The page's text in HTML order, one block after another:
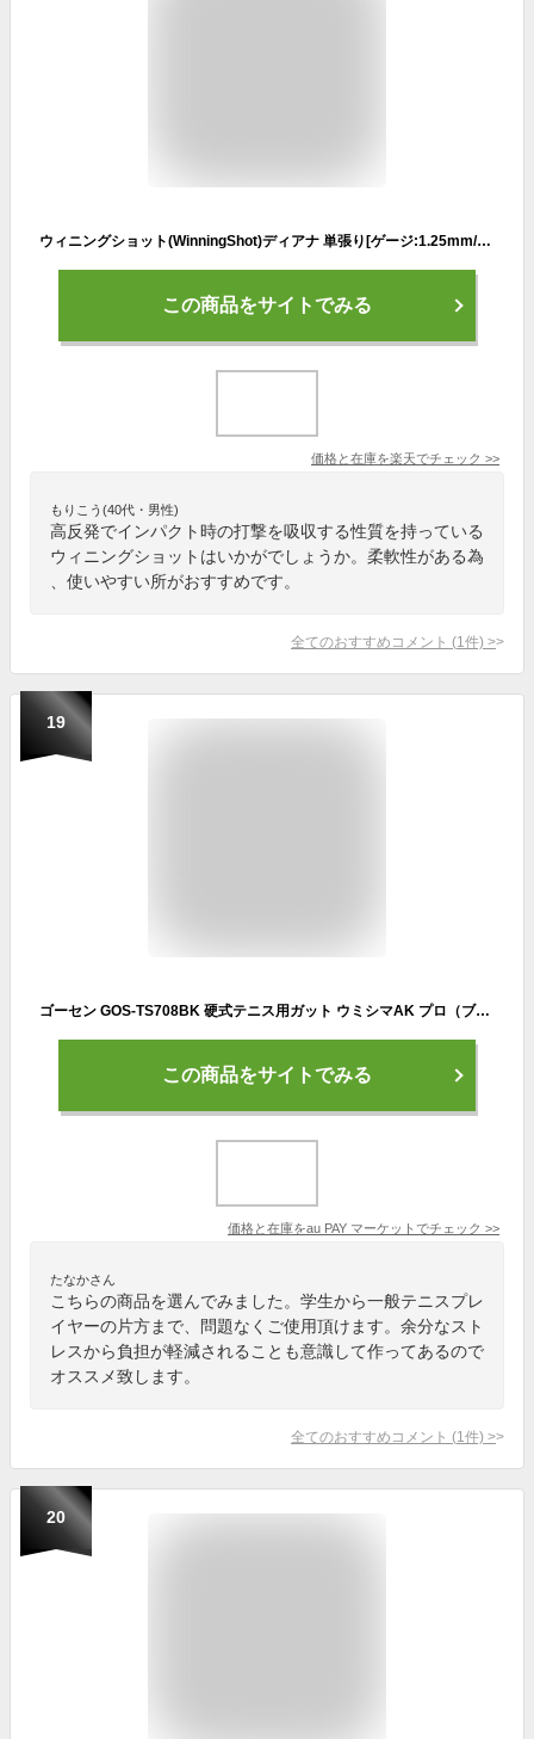
ウィニングショット(WinningShot)ディアナ 単張り[ゲージ:1.25mm/1.30mm]DIANA[M便 1/2]|ガット ストリング ナイロン テニス ラケット テニスグッズ テニスガット テニス用品 プレゼント 硬式 グッズ テニス硬式ガット 日本製 テニスラケット
この商品をサイトでみる
価格と在庫を楽天でチェック >>
もりこう(40代・男性)
高反発でインパクト時の打撃を吸収する性質を持っている
ウィニングショットはいかがでしょうか。柔軟性がある為
、使いやすい所がおすすめです。
全てのおすすめコメント (1 件) >
19
ゴーセン GOS-TS708BK 硬式テニス用ガット ウミシマAK プロ（ブラック）GOSEN[GOSTS708BK] 返品種別A
この商品をサイトでみる
価格と在庫をau PAY マーケット でチェック >>
たなかさん
こちらの商品を選んでみました。学生から一般テニスプレ
イヤーの片方まで、問題なくご使用頂けます。余分なスト
レスから負担が軽減されることも意識して作ってあるので
オススメ致します。
全てのおすすめコメント (1 件) >
20